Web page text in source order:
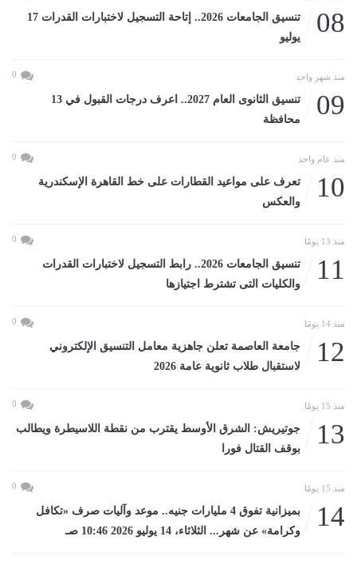
08
تنسيق الجامعات 2026.. إتاحة التسجيل لاختبارات القدرات 17
يوليو
منذ شهر واحد 0
09
تنسيق الثانوى العام 2027.. اعرف درجات القبول في 13
محافظة
منذ عام واحد 0
10
تعرف على مواعيد القطارات على خط القاهرة الإسكندرية
والعكس
منذ 13 يومًا 0
11
تنسيق الجامعات 2026.. رابط التسجيل لاختبارات القدرات
والكليات التى تشترط اجتيازها
منذ 14 يومًا 0
12
جامعة العاصمة تعلن جاهزية معامل التنسيق الإلكتروني
لاستقبال طلاب ثانوية عامة 2026
منذ 15 يومًا 0
13
جوتيريش: الشرق الأوسط يقترب من نقطة اللاسيطرة ويطالب
بوقف القتال فورا
منذ 15 يومًا 0
14
بميزانية تفوق 4 مليارات جنيه.. موعد وآليات صرف «تكافل
وكرامة» عن شهر... الثلاثاء، 14 يوليو 2026 10:46 صـ